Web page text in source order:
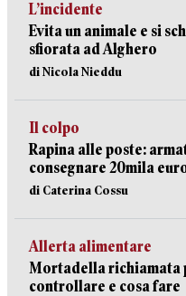
L’incidente
Evita un animale e si
sfiorata ad Alghero
di Nicola Nieddu
Il colpo
Rapina alle poste:
consegnare 20mila
di Caterina Cossu
Allerta alimentare
Mortadella richiamata
controllare e cosa fare